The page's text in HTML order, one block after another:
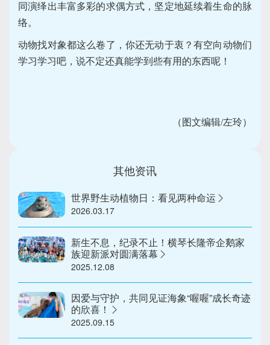
同演绎出丰富多彩的求偶方式，坚定地延续着生命的脉
络。
动物找对象都这么卷了，你还无动于衷？有空向动物们
学习学习吧，说不定还真能学到些有用的东西呢！
（图文编辑/左玲）
其他资讯
世界野生动植物日：看见两种命运
2026.03.17
新生不息，纪录不止！横琴长隆帝企鹅家
族迎新派对圆满落幕
2025.12.08
因爱与守护，共同见证海象“喔喔”成长奇迹
的欣喜！
2025.09.15